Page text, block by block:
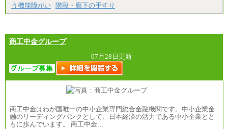
う機能障がい 階段・廊下の手すり
商工中金グループ
07月28日更新
商工中金はわが国唯一の中小企業専門総合金融機関です。中小企業金
融のリーディングバンクとして、日本経済の活力である中小企業とと
もに歩んでいます。 商工中金…